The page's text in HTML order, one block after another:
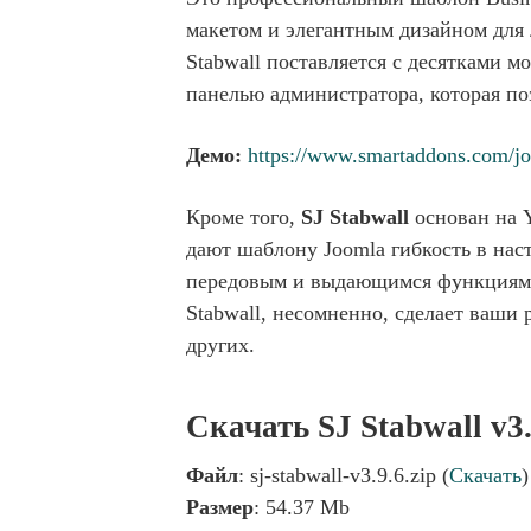
макетом и элегантным дизайном
Stabwall поставляется с
панелью администратора, которая
Демо: https://www.smartaddons.com/
Кроме того, SJ Stabwall основан на
дают шаблону Joomla гибкость в
передовым и выдающимся
Stabwall, несомненно, сделает
других.
Скачать SJ Stabwall
Файл: sj-stabwall-v3.9.6.zip (Скачать)
Размер: 54.37 Mb